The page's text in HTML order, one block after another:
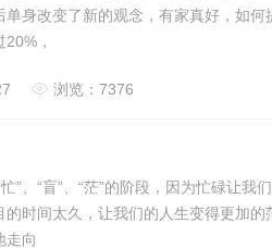
单身改变了新的观念，有家真好，如
，
浏览：7376
”、“盲”、“茫”的阶段，因为忙碌让
的时间太久，让我们的人生变得更加
走向